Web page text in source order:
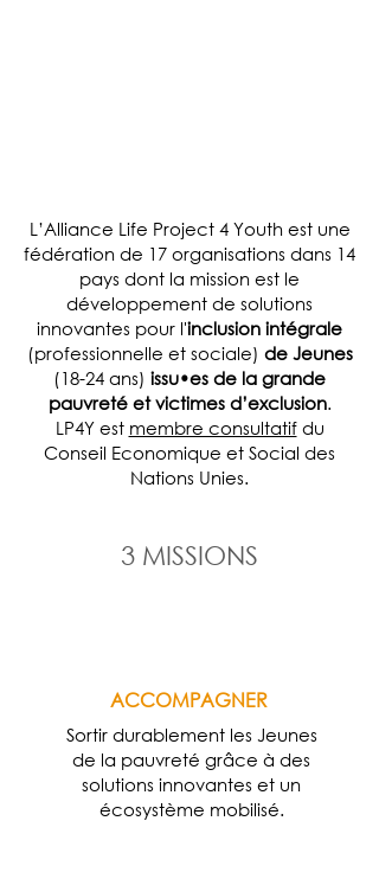
L’Alliance Life Project 4 Youth est une
fédération de 17 organisations dans 14
pays dont la mission est le
développement de solutions
innovantes pour l'inclusion intégrale
(professionnelle et sociale) de Jeunes
(18-24 ans) issu•es de la grande
pauvreté et victimes d’exclusion.
LP4Y est membre consultatifdu
Conseil Economique et Social des
Nations Unies.
3 MISSIONS
ACCOMPAGNER
Sortir durablement les Jeunes
de la pauvreté grâce à des
solutions innovantes et un
écosystème mobilisé.